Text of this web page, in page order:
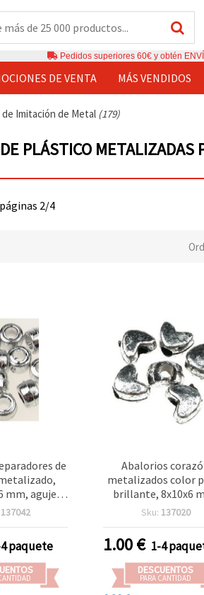
Pedidos superiores 60€ y obtén
DE VENTA MÁS VENDIDOS
Imitación de Metal (179)
PLÁSTICO METALIZADAS
2/4
de
mm, agujero
blanco - 50 g
137042
paquete
Abalorios
metalizados color
brillante, 8x10x6
agujero 3,5 mm –
bisutería elegante
manualidades
Sku: 137020
1.00€ 1-4
DESCUENTOS
PARA CANTIDAD